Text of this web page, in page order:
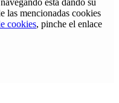
está dando su
las mencionadas cookies
cookies, pinche el enlace